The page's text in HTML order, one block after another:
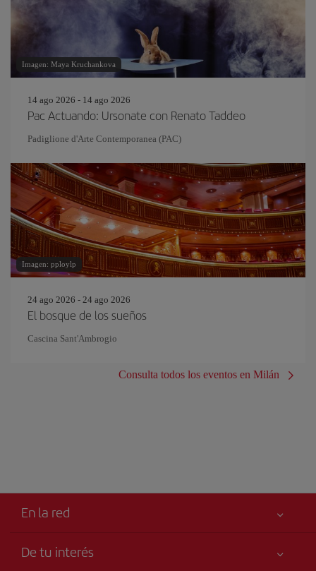
Imagen: Maya Kruchankova
14 ago 2026 - 14 ago 2026
Pac Actuando: Ursonate con Renato Taddeo
Padiglione d'Arte Contemporanea (PAC)
Imagen: pploylp
24 ago 2026 - 24 ago 2026
El bosque de los sueños
Cascina Sant'Ambrogio
Consulta todos los eventos en Milán
En la red
De tu interés